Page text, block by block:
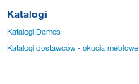
Katalogi
Katalogi Demos
Katalogi dostawców - okucia meblowe